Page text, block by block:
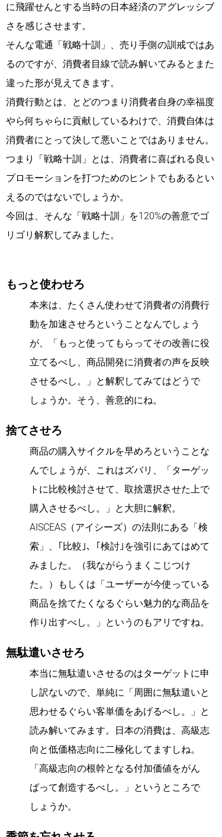
に飛躍せんとする当時の日本経済のアグレッシブ
さを感じさせます。
そんな電通「戦略十訓」、売り手側の訓戒ではあ
るのですが、消費者目線で読み解いてみるとまた
違った形が見えてきます。
消費行動とは、とどのつまり消費者自身の幸福度
やら何ちゃらに貢献しているわけで、消費自体は
消費者にとって決して悪いことではありません。
つまり「戦略十訓」とは、消費者に喜ばれる良い
プロモーションを打つためのヒントでもあるとい
えるのではないでしょうか。
今回は、そんな「戦略十訓」を120%の善意でゴ
リゴリ解釈してみました。
もっと使わせろ
本来は、たくさん使わせて消費者の消費行
動を加速させろということなんでしょう
が、「もっと使ってもらってその改善に役
立てるべし、商品開発に消費者の声を反映
させるべし。」と解釈してみてはどうで
しょうか。そう、善意的にね。
捨てさせろ
商品の購入サイクルを早めろということな
んでしょうが、これはズバリ、「ターゲッ
トに比較検討させて、取捨選択させた上で
購入させるべし。」と大胆に解釈。
AISCEAS（アイシーズ）の法則にある「検
索」、｢比較｣、｢検討｣を強引にあてはめて
みました。（我ながらうまくこじつけ
た。）もしくは「ユーザーが今使っている
商品を捨てたくなるぐらい魅力的な商品を
作り出すべし。」というのもアリですね。
無駄遣いさせろ
本当に無駄遣いさせるのはターゲットに申
し訳ないので、単純に「周囲に無駄遣いと
思わせるぐらい客単価をあげるべし。」と
読み解いてみます。日本の消費は、高級志
向と低価格志向に二極化してますしね。
「高級志向の根幹となる付加価値をがん
ばって創造するべし。」というところで
しょうか。